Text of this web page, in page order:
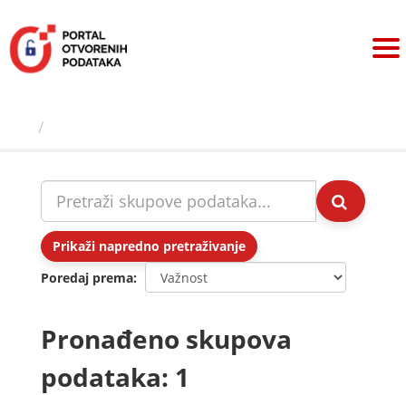
sadržaj
Prikaži napredno pretraživanje
Poredaj prema
Pronađeno skupova
podataka: 1